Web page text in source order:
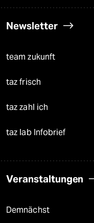
Newsletter
team zukunft
taz frisch
taz zahl ich
taz lab Infobrief
Veranstaltungen
Demnächst